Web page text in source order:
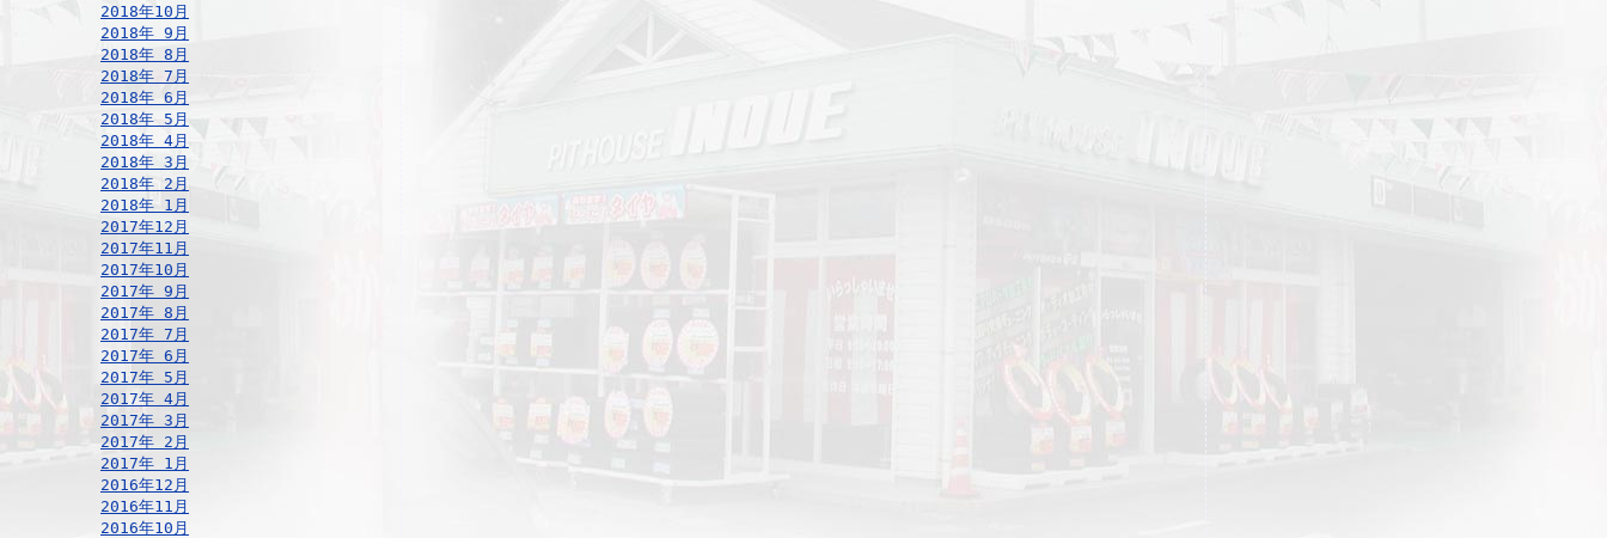
2018年10月
2018年 9月
2018年 8月
2018年 7月
2018年 6月
2018年 5月
2018年 4月
2018年 3月
2018年 2月
2018年 1月
2017年12月
2017年11月
2017年10月
2017年 9月
2017年 8月
2017年 7月
2017年 6月
2017年 5月
2017年 4月
2017年 3月
2017年 2月
2017年 1月
2016年12月
2016年11月
2016年10月